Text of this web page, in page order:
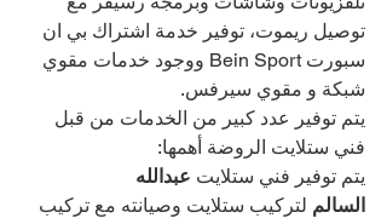
توصيل ريموت، توفير خدمة اشتراك بي ان
سبورت Bein Sport ووجود خدمات مقوي
شبكة و مقوي سيرفس.
يتم توفير عدد كبير من الخدمات من قبل
فني ستلايت الروضة أهمها:
يتم توفير فني ستلايت عبدالله
السالم لتركيب ستلايت وصيانته مع تركيب